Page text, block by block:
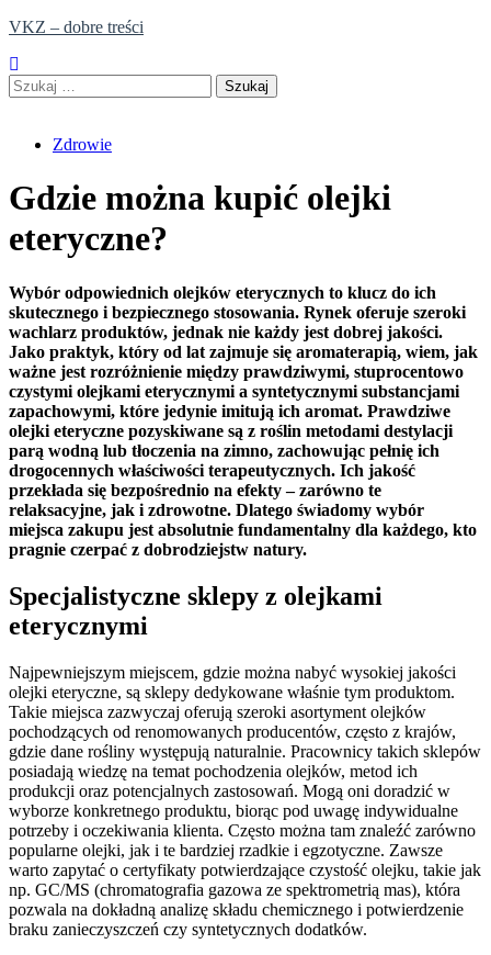
Skip
content
VKZ – dobre treści
Szukaj:
Zdrowie
Gdzie można kupić olejki
eteryczne?
Wybór odpowiednich olejków eterycznych to klucz do ich
skutecznego i bezpiecznego stosowania. Rynek oferuje szeroki
wachlarz produktów, jednak nie każdy jest dobrej jakości.
Jako praktyk, który od lat zajmuje się aromaterapią, wiem, jak
ważne jest rozróżnienie między prawdziwymi, stuprocentowo
czystymi olejkami eterycznymi a syntetycznymi substancjami
zapachowymi, które jedynie imitują ich aromat. Prawdziwe
olejki eteryczne pozyskiwane są z roślin metodami destylacji
parą wodną lub tłoczenia na zimno, zachowując pełnię ich
drogocennych właściwości terapeutycznych. Ich jakość
przekłada się bezpośrednio na efekty – zarówno te
relaksacyjne, jak i zdrowotne. Dlatego świadomy wybór
miejsca zakupu jest absolutnie fundamentalny dla każdego, kto
pragnie czerpać z dobrodziejstw natury.
Specjalistyczne sklepy z olejkami
eterycznymi
Najpewniejszym miejscem, gdzie można nabyć wysokiej jakości
olejki eteryczne, są sklepy dedykowane właśnie tym produktom.
Takie miejsca zazwyczaj oferują szeroki asortyment olejków
pochodzących od renomowanych producentów, często z krajów,
gdzie dane rośliny występują naturalnie. Pracownicy takich sklepów
posiadają wiedzę na temat pochodzenia olejków, metod ich
produkcji oraz potencjalnych zastosowań. Mogą oni doradzić w
wyborze konkretnego produktu, biorąc pod uwagę indywidualne
potrzeby i oczekiwania klienta. Często można tam znaleźć zarówno
popularne olejki, jak i te bardziej rzadkie i egzotyczne. Zawsze
warto zapytać o certyfikaty potwierdzające czystość olejku, takie jak
np. GC/MS (chromatografia gazowa ze spektrometrią mas), która
pozwala na dokładną analizę składu chemicznego i potwierdzenie
braku zanieczyszczeń czy syntetycznych dodatków.